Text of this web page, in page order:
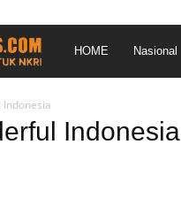
Merajut
HOME Nasional
Indonesia